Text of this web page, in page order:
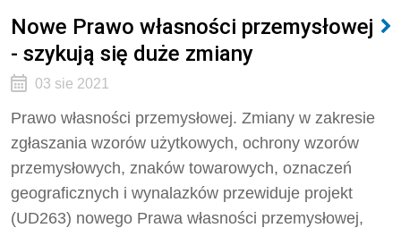
Nowe Prawo własności przemysłowej
- szykują się duże zmiany
03 sie 2021
Prawo własności przemysłowej. Zmiany w zakresie
zgłaszania wzorów użytkowych, ochrony wzorów
przemysłowych, znaków towarowych, oznaczeń
geograficznych i wynalazków przewiduje projekt
(UD263) nowego Prawa własności przemysłowej,